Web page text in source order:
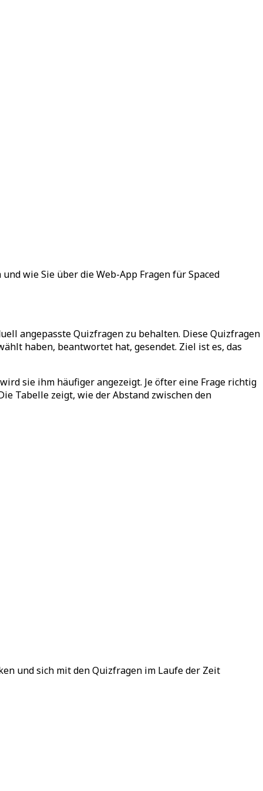
wie Sie über die Web-App Fragen für Spaced
angepasste Quizfragen zu behalten. Diese Quizfragen
haben, beantwortet hat, gesendet. Ziel ist es, das
sie ihm häufiger angezeigt. Je öfter eine Frage richtig
Tabelle zeigt, wie der Abstand zwischen den
und sich mit den Quizfragen im Laufe der Zeit